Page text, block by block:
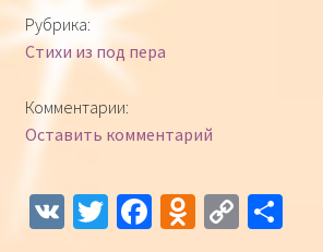
Детская философия
Интернет-конкурс чтецов
Наши участники и
Рубрика:
Стихи из под пера
Комментарии:
Оставить комментарий
V T Fa O C О